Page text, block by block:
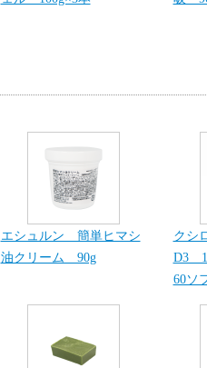
エシュルン 簡単ヒマシ
油クリーム 90g
クシ
D3
60ソ